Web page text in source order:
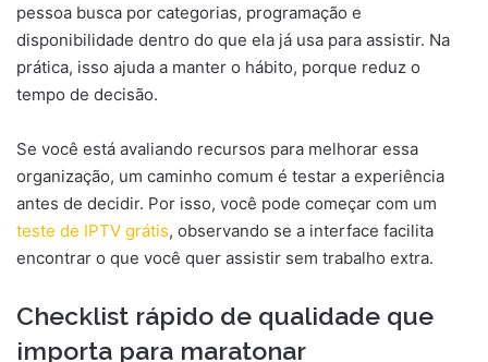
pessoa busca por categorias, programação e
disponibilidade dentro do que ela já usa para assistir. Na
prática, isso ajuda a manter o hábito, porque reduz o
tempo de decisão.
Se você está avaliando recursos para melhorar essa
organização, um caminho comum é testar a experiência
antes de decidir. Por isso, você pode começar com um
teste de IPTV grátis, observando se a interface facilita
encontrar o que você quer assistir sem trabalho extra.
Checklist rápido de qualidade que
importa para maratonar